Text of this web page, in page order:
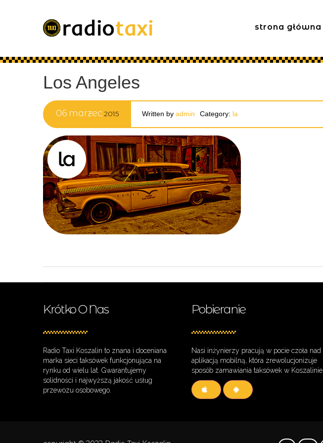
strona główna
Los Angeles
06 marzec2015 Written by admin Category: la
Krótko O Nas
Radio Taxi Koszalin to znana i doceniana
marka sieci taksówek funkcjonująca na
rynku od wielu lat. Gwarantujemy
solidności i najwyższą jakość usług
przewozu osobowego.
Pobieranie
Nasi inżynierzy pracują w pocie czoła nad
aplikacją mobilną, która zrewolucjonizuje
sposób zamawiania taksówek w Koszalinie.